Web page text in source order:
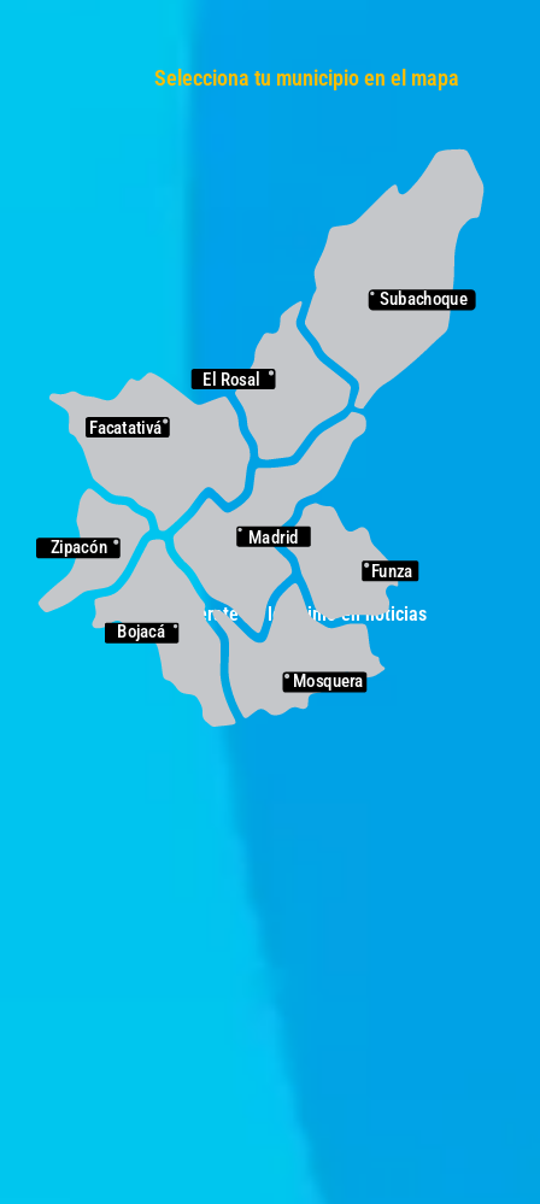
y entérate de lo último en noticias
Selecciona tu municipio en el mapa
Subachoque
El Rosal
Facatativá
Zipacón
Madrid
Funza
Mosquera
Bojacá